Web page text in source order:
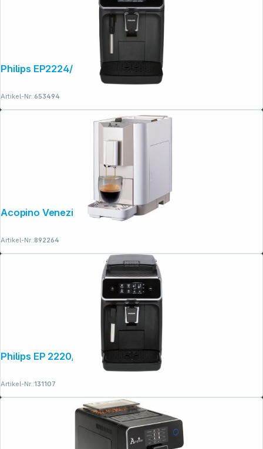
Philips EP2224/10
Artikel-Nr.:653494
Acopino Venezia weiß
Artikel-Nr.:892264
Philips EP 2220/10
Artikel-Nr.:131107